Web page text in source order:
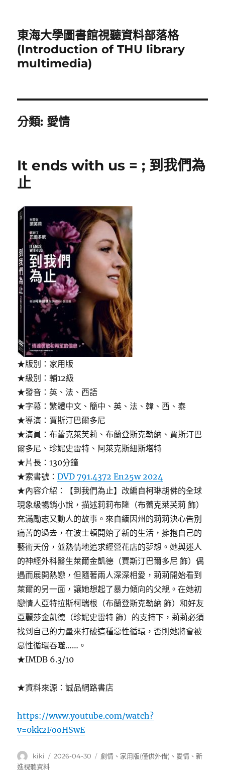
東海大學圖書館視聽資料部落格
(Introduction of THU library
multimedia)
分類: 愛情
It ends with us = ; 到我們為
止
★版別：家用版
★級別：輔12級
★發音：英、法、西語
★字幕：繁體中文、簡中、英、法、韓、西、泰
★導演：賈斯汀巴爾多尼
★演員：布蕾克萊芙莉、布蘭登斯克勒納、賈斯汀巴
爾多尼、珍妮史雷特、阿萊克斯紐斯塔特
★片長：130分鐘
★索書號：DVD 791.4372 En25w 2024
★內容介紹：【到我們為止】改編自柯琳胡佛的全球
現象級暢銷小說，描述莉莉布隆（布蕾克萊芙莉 飾）
充滿勵志又動人的故事。來自緬因州的莉莉決心告別
痛苦的過去，在波士頓開始了新的生活，擁抱自己的
藝術天份，並熱情地追求經營花店的夢想。她與迷人
的神經外科醫生萊爾金凱德（賈斯汀巴爾多尼 飾）偶
遇而展開熱戀，但隨著兩人深深相愛，莉莉開始看到
萊爾的另一面，讓她想起了暴力傾向的父親。在她初
戀情人亞特拉斯柯瑞根（布蘭登斯克勒納 飾）和好友
亞麗莎金凱德（珍妮史雷特 飾）的支持下，莉莉必須
找到自己的力量來打破這種惡性循環，否則她將會被
惡性循環吞噬……。
★IMDB 6.3/10
★資料來源：誠品網路書店
https://www.youtube.com/watch?
v=0kk2FooHSwE
作
者
kiki
發
2026-04-30
分
劇情 、 家用版(僅供外借) 、 愛情 、新
進視聽資料